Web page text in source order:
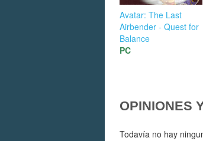
Avatar: The Last
Airbender - Quest for
Balance
PC
OPINIONES
Todavía no hay